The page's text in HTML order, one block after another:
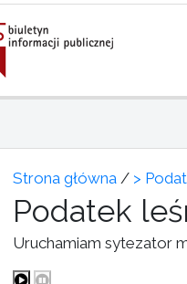
Strona główna / >
Podatek
Uruchamiam sytezator